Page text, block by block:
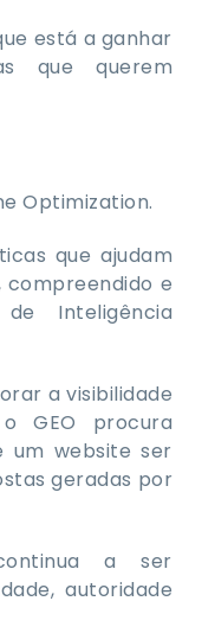
está a ganhar
que querem
Optimization.
que ajudam
e
Inteligência
a visibilidade
GEO procura
um website ser
geradas por
a ser
autoridade